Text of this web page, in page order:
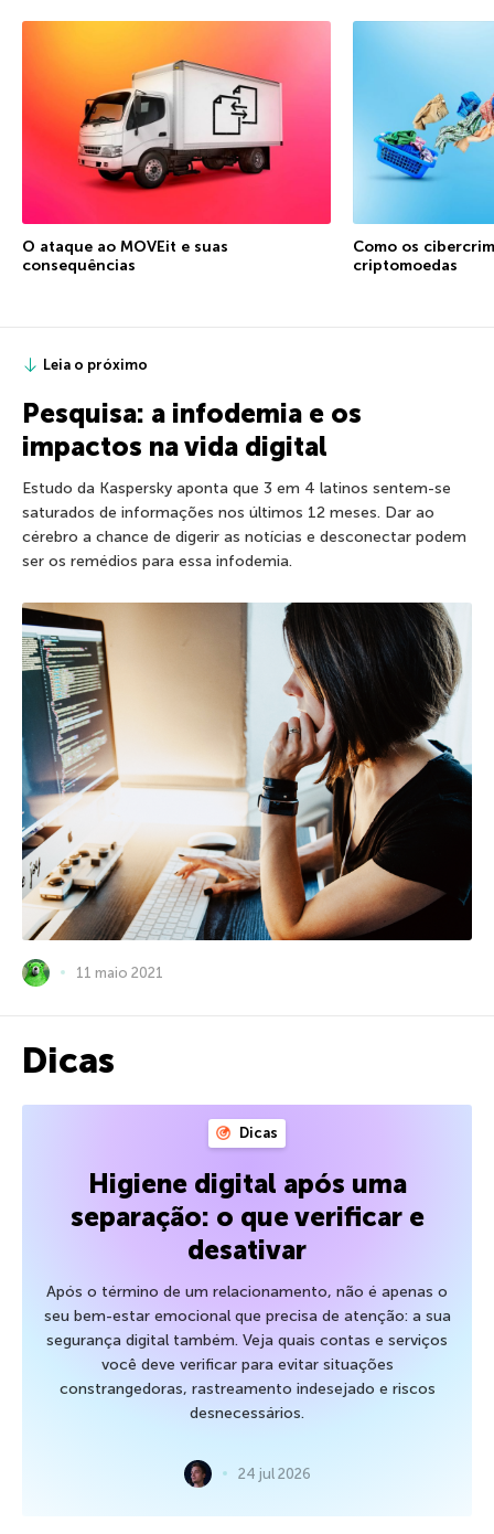
O ataque ao MOVEit e suas
consequências
Como os
criptomoedas
Leia o próximo
Pesquisa: a infodemia e os
impactos na vida digital
Estudo da Kaspersky aponta que 3 em 4 latinos sentem-se
saturados de informações nos últimos 12 meses. Dar ao
cérebro a chance de digerir as notícias e desconectar podem
ser os remédios para essa infodemia.
11 maio 2021
Dicas
Dicas
Higiene digital após uma
separação: o que verificar e
desativar
Após o término de um relacionamento, não é apenas o
seu bem-estar emocional que precisa de atenção: a sua
segurança digital também. Veja quais contas e serviços
você deve verificar para evitar situações
constrangedoras, rastreamento indesejado e riscos
desnecessários.
24 jul 2026